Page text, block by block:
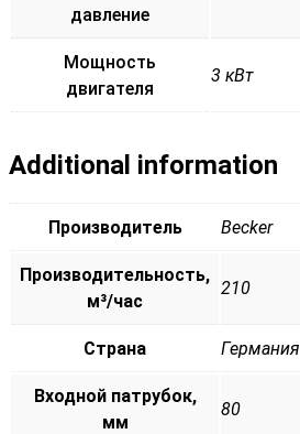
давление
Мощность
двигателя
3 кВт
Additional information
Производитель Becker
Производительность,
м³/час
210
Страна Германия
Входной патрубок,
мм
80